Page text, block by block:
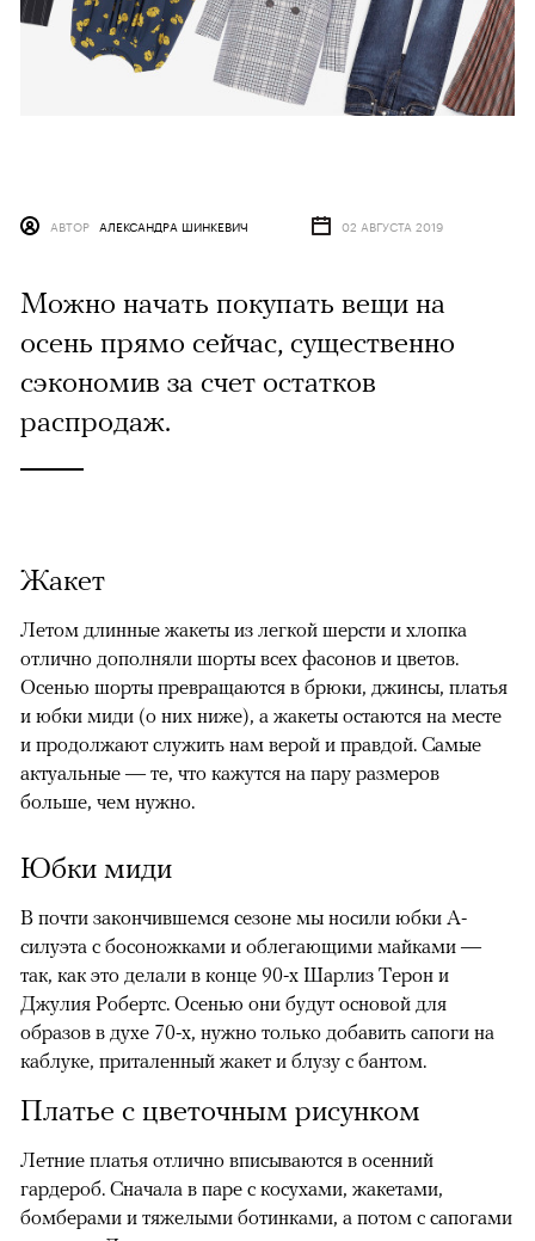
АВТОР АЛЕКСАНДРА ШИНКЕВИЧ 02 АВГУСТА 2019
Можно начать покупать вещи на
осень прямо сейчас, существенно
сэкономив за счет остатков
распродаж.
Жакет
Летом длинные жакеты из легкой шерсти и хлопка
отлично дополняли шорты всех фасонов и цветов.
Осенью шорты превращаются в брюки, джинсы, платья
и юбки миди (о них ниже), а жакеты остаются на месте
и продолжают служить нам верой и правдой. Самые
актуальные — те, что кажутся на пару размеров
больше, чем нужно.
00:00 / 00:00
Юбки миди
В почти закончившемся сезоне мы носили юбки А-
силуэта с босоножками и облегающими майками —
так, как это делали в конце 90-х Шарлиз Терон и
Джулия Робертс. Осенью они будут основой для
образов в духе 70-х, нужно только добавить сапоги на
каблуке, приталенный жакет и блузу с бантом.
Платье с цветочным рисунком
Летние платья отлично вписываются в осенний
гардероб. Сначала в паре с косухами, жакетами,
бомберами и тяжелыми ботинками, а потом с сапогами